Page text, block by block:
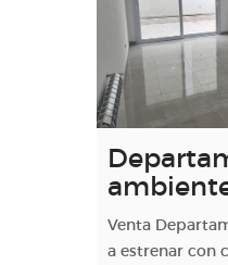
Venta
a estrenar con